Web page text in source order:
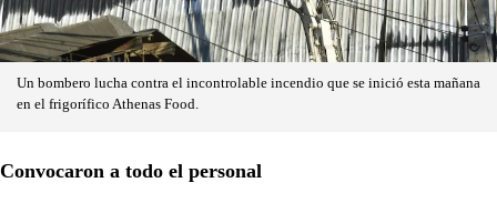
Un bombero lucha contra el incontrolable incendio que se inició esta mañana
en el frigorífico Athenas Food.
Convocaron a todo el personal